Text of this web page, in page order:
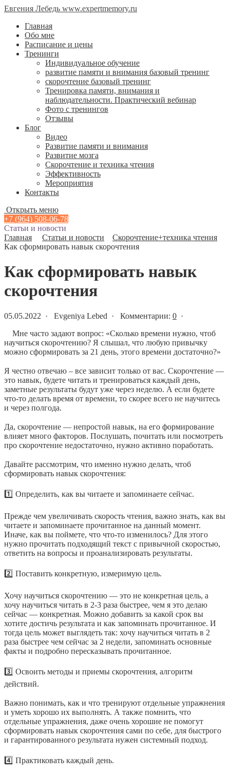
Евгения Лебедь www.expertmemory.ru
Главная
Обо мне
Расписание и цены
Тренинги
Индивидуальное обучение
развитие памяти и внимания базовый тренинг
скорочтение базовый тренинг
Тренировка памяти, внимания и
наблюдательности. Практический вебинар
Фото с тренингов
Отзывы
Блог
Видео
Развитие памяти и внимания
Развитие мозга
Скорочтение и техника чтения
Эффективность
Мероприятия
Контакты
Открыть меню
+7 (964) 508-06-78
Статьи и новости
Главная
Статьи и новости
Скорочтение+техника чтения
Как сформировать навык скорочтения
Как сформировать навык
скорочтения
05.05.2022 · Evgeniya Lebed · Комментарии: 0 ·
Мне часто задают вопрос: «Сколько времени нужно, чтоб
научиться скорочтению? Я слышал, что любую привычку
можно сформировать за 21 день, этого времени достаточно?»
Я честно отвечаю – все зависит только от вас. Скорочтение —
это навык, будете читать и тренироваться каждый день,
заметные результаты будут уже через неделю. А если будете
что-то делать время от времени, то скорее всего не научитесь
и через полгода.
Да, скорочтение — непростой навык, на его формирование
влияет много факторов. Послушать, почитать или посмотреть
про скорочтение недостаточно, нужно активно поработать.
Давайте рассмотрим, что именно нужно делать, чтоб
сформировать навык скорочтения:
1️⃣ Определить, как вы читаете и запоминаете сейчас.
Прежде чем увеличивать скорость чтения, важно знать, как вы
читаете и запоминаете прочитанное на данный момент.
Иначе, как вы поймете, что что-то изменилось? Для этого
нужно прочитать подходящий текст с привычной скоростью,
ответить на вопросы и проанализировать результаты.
2️⃣ Поставить конкретную, измеримую цель.
Хочу научиться скорочтению — это не конкретная цель, а
хочу научиться читать в 2-3 раза быстрее, чем я это делаю
сейчас — конкретная. Можно добавить за какой срок вы
хотите достичь результата и как запоминать прочитанное. И
тогда цель может выглядеть так: хочу научиться читать в 2
раза быстрее чем сейчас за 2 недели, запоминать основные
факты и подробно пересказывать прочитанное.
3️⃣ Освоить методы и приемы скорочтения, алгоритм
действий.
Важно понимать, как и что тренируют отдельные упражнения
и уметь хорошо их выполнять. А также помнить, что
отдельные упражнения, даже очень хорошие не помогут
сформировать навык скорочтения сами по себе, для быстрого
и гарантированного результата нужен системный подход.
4️⃣ Практиковать каждый день.